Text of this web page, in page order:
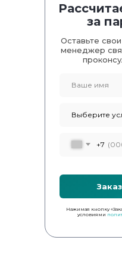
Нажимая кнопку
условиями
+7
Оставьте
менеджер
за